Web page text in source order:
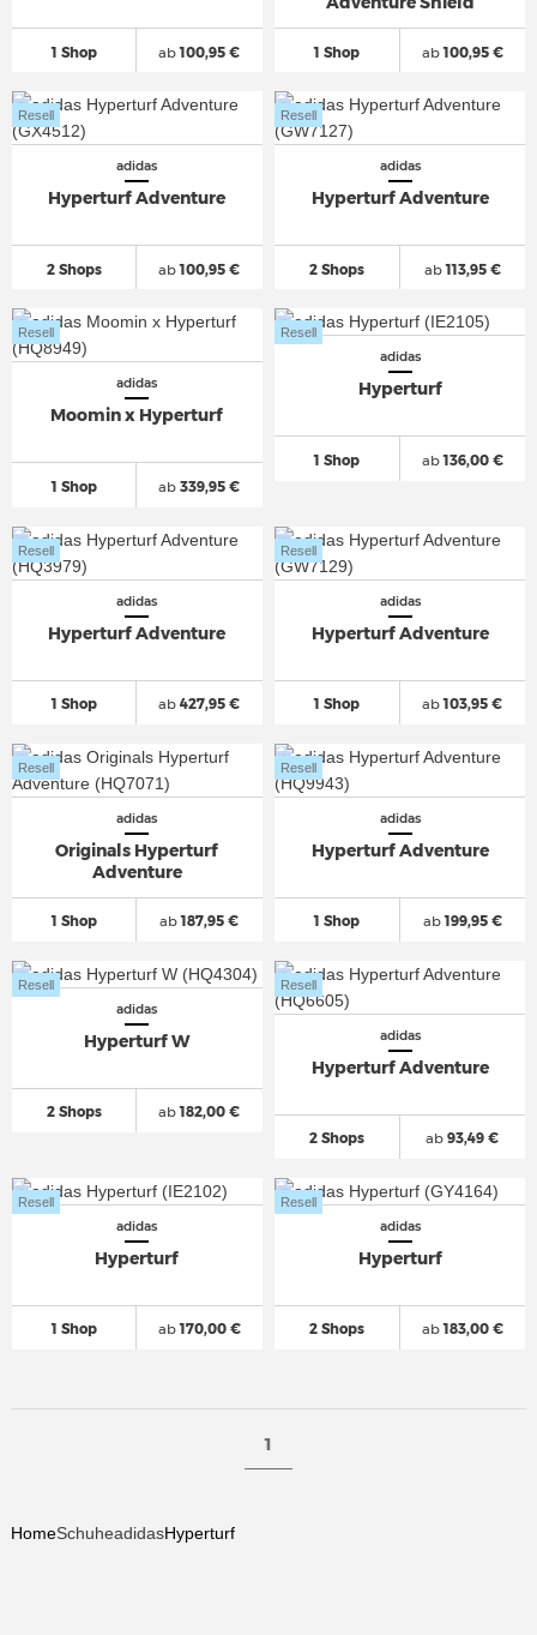
1 Shop ab100,95 € 1 Shop ab100,95 €
adidas
Hyperturf Adventure
2 Shops
Resell
ab100,95 €
adidas
Hyperturf Adventure
2 Shops
Resell
ab113,95 €
adidas
Moomin x Hyperturf
1 Shop
Resell
ab 339,95 €
adidas
Hyperturf
1 Shop
Resell
ab136,00 €
adidas
Hyperturf Adventure
1 Shop
Resell
ab 427,95 €
adidas
Hyperturf Adventure
1 Shop
Resell
ab103,95 €
adidas
Originals Hyperturf
Adventure
1 Shop
Resell
ab187,95 €
adidas
Hyperturf Adventure
1 Shop
Resell
ab199,95 €
adidas
Hyperturf W
2 Shops
Resell
ab182,00 €
adidas
Hyperturf Adventure
2 Shops
Resell
ab 93,49 €
adidas
Hyperturf
1 Shop
Resell
ab170,00 €
adidas
Hyperturf
2 Shops
Resell
ab183,00 €
1
HomeSchuheadidasHyperturf